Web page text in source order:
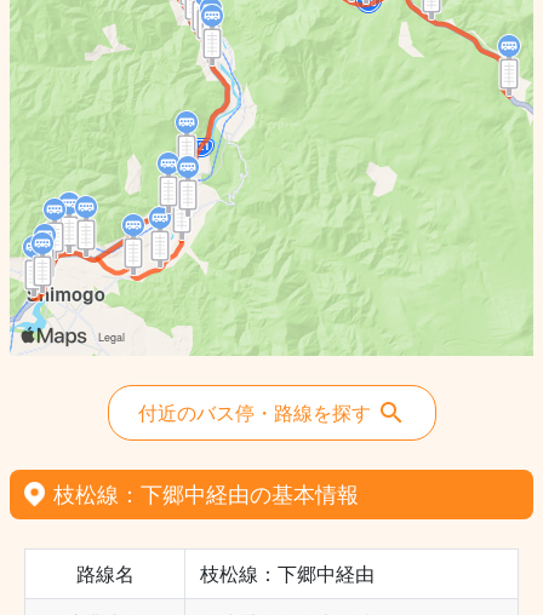
付近のバス停・路線を探す
枝松線：下郷中経由の基本情報
路線名 枝松線：下郷中経由